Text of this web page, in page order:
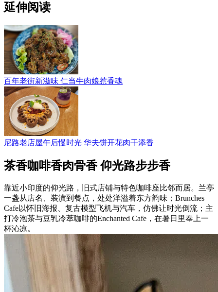
延伸阅读
百年老街新滋味 仁当牛肉娘惹香魂
尼路老店屋午后慢时光 华夫饼开花肉干添香
茶香咖啡香肉骨香 仰光路步步香
靠近小印度的仰光路，旧式店铺与特色咖啡座比邻而居。兰亭
一盏从店名、装潢到餐点，处处洋溢着东方韵味；Brunches
Cafe以怀旧海报、复古模型飞机与汽车，仿佛让时光倒流；主
打冷泡茶与豆乳冷萃咖啡的Enchanted Cafe，在暑日里奉上一
杯沁凉。